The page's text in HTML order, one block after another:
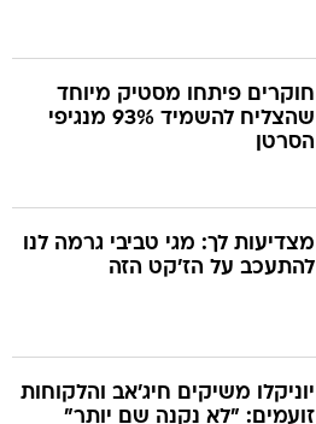
חוקרים פיתחו מסטיק מיוחד
שהצליח להשמיד 93% מנגיפי
הסרטן
מצדיעות לך: מגי טביבי גרמה לנו
להתעכב על הז'קט הזה
יוניקלו משיקים חיג'אב והלקוחות
זועמים: "לא נקנה שם יותר"